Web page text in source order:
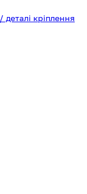
деталі кріплення